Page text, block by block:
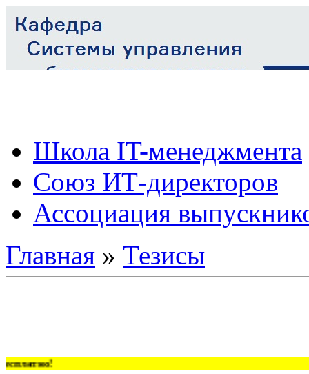
Школа IT-менеджмента
Союз ИТ-директоров
Ассоциация
Главная » Тезисы